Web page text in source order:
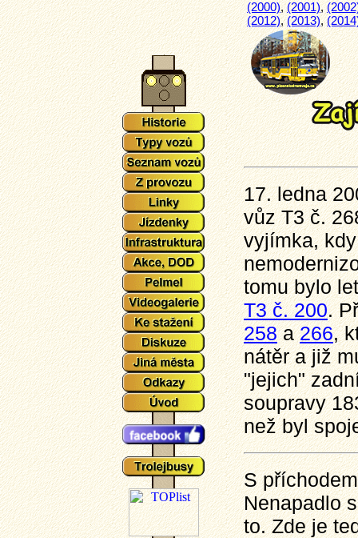
(2000),(2001),
(2012),(2013),
17. ledna
vůz T3 č.
vyjímka,
tomu bylo
T3 č. 200.
258a266,
nátěr a již
"jejich"
soupravy
než byl
S
Nenapadlo
to. Zde je